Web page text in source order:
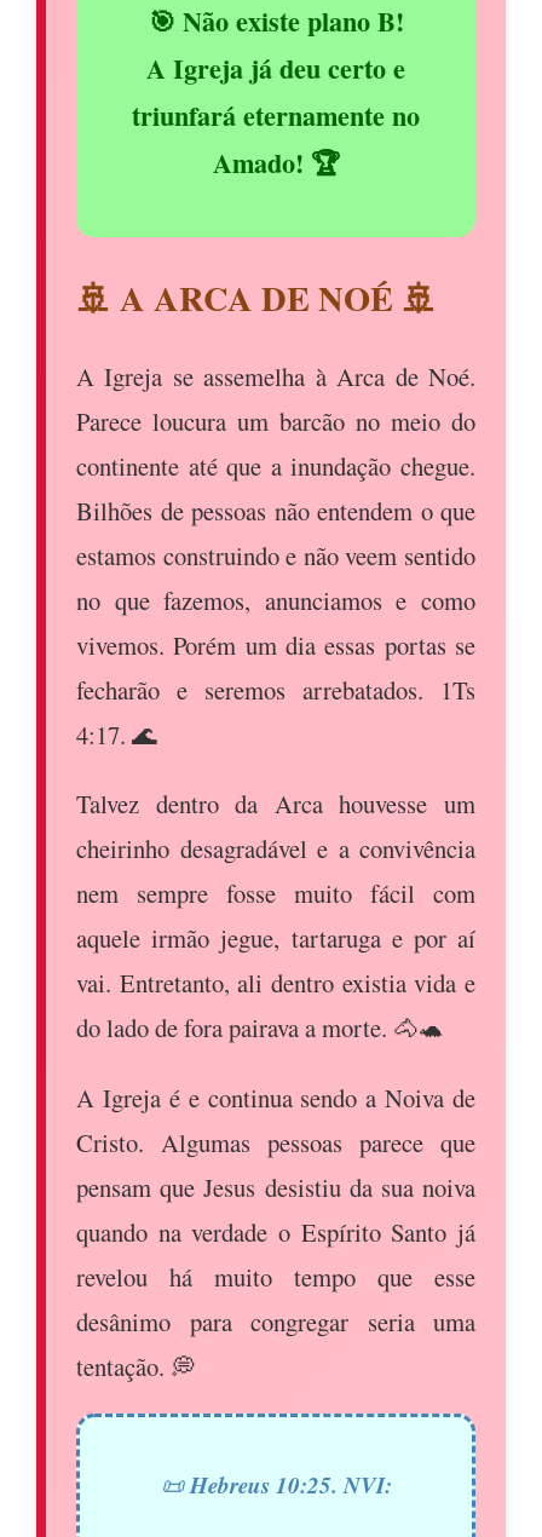
🎯 Não existe plano B!
A Igreja já deu certo e
triunfará eternamente no
Amado! 🏆
🚢 A ARCA DE NOÉ 🚢
A Igreja se assemelha à Arca de Noé.
Parece loucura um barcão no meio do
continente até que a inundação chegue.
Bilhões de pessoas não entendem o que
estamos construindo e não veem sentido
no que fazemos, anunciamos e como
vivemos. Porém um dia essas portas se
fecharão e seremos arrebatados. 1Ts
4:17. 🌊
Talvez dentro da Arca houvesse um
cheirinho desagradável e a convivência
nem sempre fosse muito fácil com
aquele irmão jegue, tartaruga e por aí
vai. Entretanto, ali dentro existia vida e
do lado de fora pairava a morte. 🐴🐢
A Igreja é e continua sendo a Noiva de
Cristo. Algumas pessoas parece que
pensam que Jesus desistiu da sua noiva
quando na verdade o Espírito Santo já
revelou há muito tempo que esse
desânimo para congregar seria uma
tentação. 💭
📜Hebreus 10:25. NVI: